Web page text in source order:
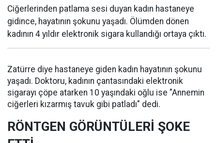
Ciğerlerinden patlama sesi duyan kadın hastaneye
gidince, hayatının şokunu yaşadı. Ölümden dönen
kadının 4 yıldır elektronik sigara kullandığı ortaya çıktı.
Zatürre diye hastaneye giden kadın hayatının şokunu
yaşadı. Doktoru, kadının çantasındaki elektronik
sigarayı çöpe atarken 10 yaşındaki oğlu ise "Annemin
ciğerleri kızarmış tavuk gibi patladı" dedi.
RÖNTGEN GÖRÜNTÜLERİ ŞOKE